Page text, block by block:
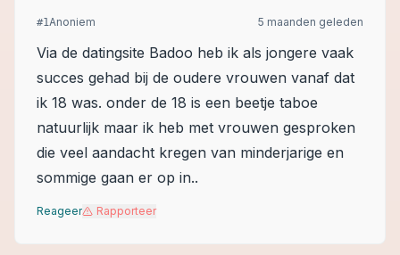
#1Anoniem 5 maanden geleden
Via de datingsite Badoo heb ik als jongere vaak
succes gehad bij de oudere vrouwen vanaf dat
ik 18 was. onder de 18 is een beetje taboe
natuurlijk maar ik heb met vrouwen gesproken
die veel aandacht kregen van minderjarige en
sommige gaan er op in..
Reageer Rapporteer